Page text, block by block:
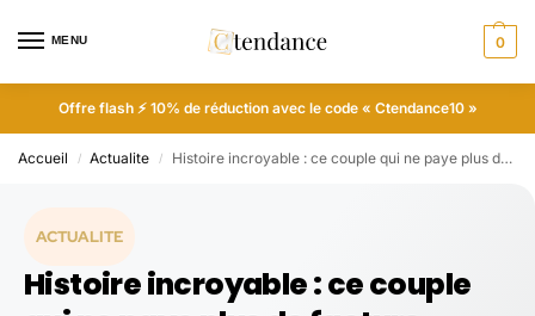
MENU 0
Offre flash ⚡ 10% de réduction avec le code « Ctendance10 »
Accueil / Actualite / Histoire incroyable : ce couple qui ne paye plus de facture d’électricité depuis 1999
ACTUALITE
Histoire incroyable : ce couple